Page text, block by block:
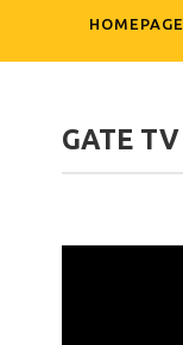
HOMEPAGE
GATE TV